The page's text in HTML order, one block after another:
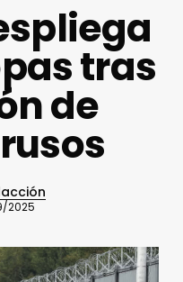
tras
de
2025